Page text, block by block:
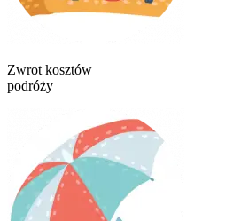
Zwrot kosztów
podróży